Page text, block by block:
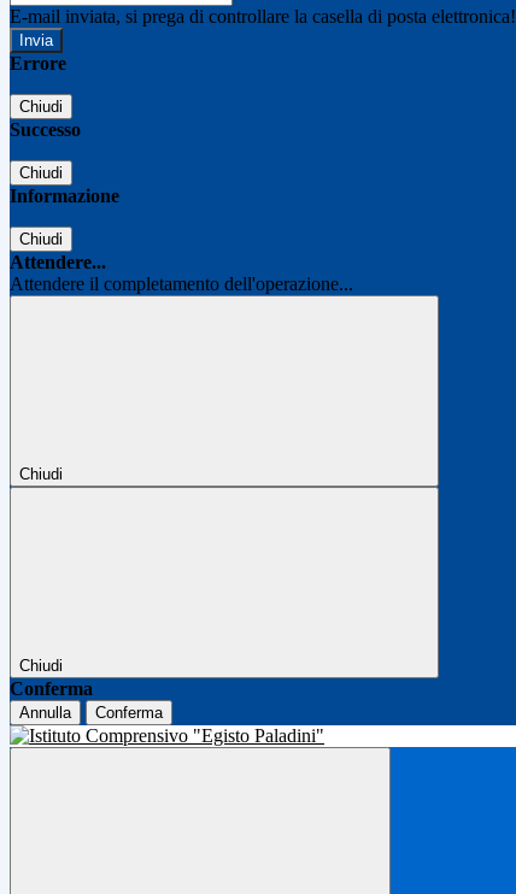
E-mail inviata, si prega di controllare la casella di posta elettronica!
Errore
Chiudi
Successo
Chiudi
Informazione
Chiudi
Attendere...
Attendere il completamento dell'operazione...
Chiudi
Chiudi
Conferma
Annulla Conferma